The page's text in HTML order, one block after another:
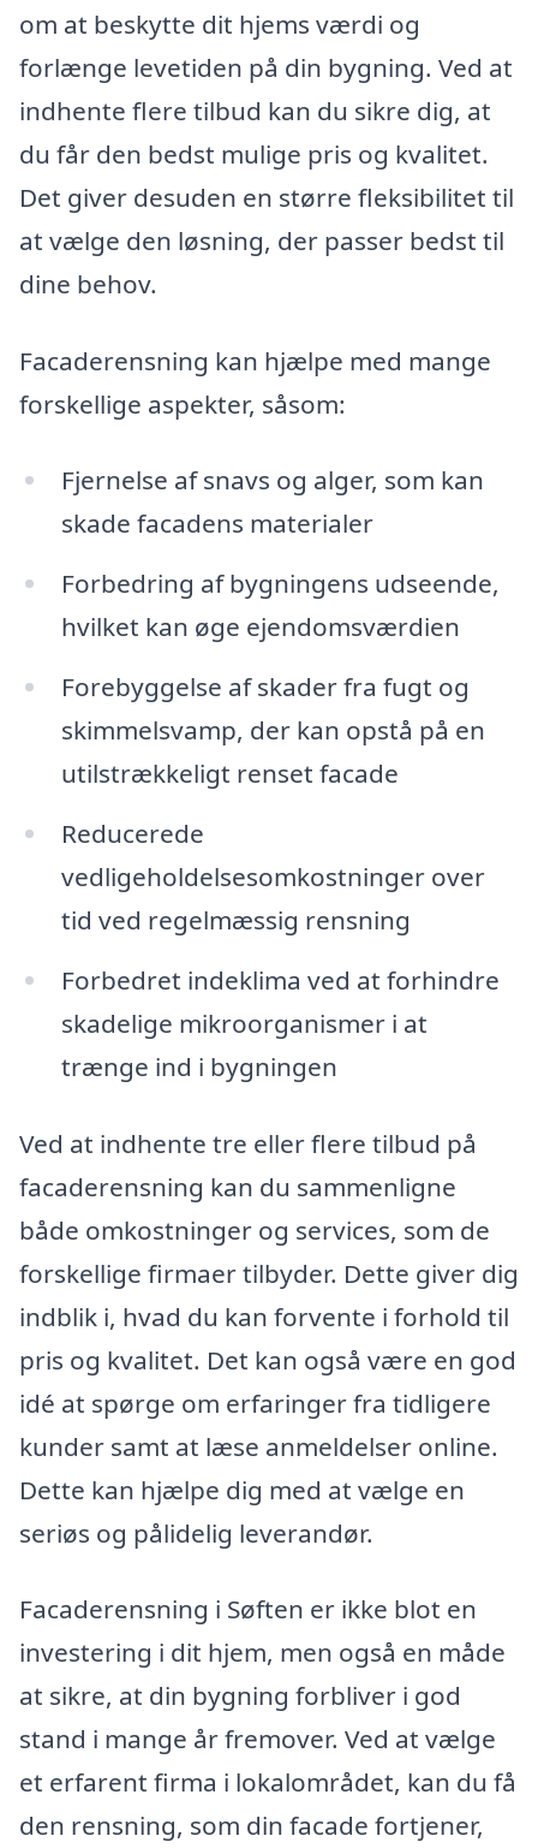
om at beskytte dit hjems værdi og
forlænge levetiden på din bygning. Ved at
indhente flere tilbud kan du sikre dig, at
du får den bedst mulige pris og kvalitet.
Det giver desuden en større fleksibilitet til
at vælge den løsning, der passer bedst til
dine behov.
Facaderensning kan hjælpe med mange
forskellige aspekter, såsom:
Fjernelse af snavs og alger, som kan
skade facadens materialer
Forbedring af bygningens udseende,
hvilket kan øge ejendomsværdien
Forebyggelse af skader fra fugt og
skimmelsvamp, der kan opstå på en
utilstrækkeligt renset facade
Reducerede
vedligeholdelsesomkostninger over
tid ved regelmæssig rensning
Forbedret indeklima ved at forhindre
skadelige mikroorganismer i at
trænge ind i bygningen
Ved at indhente tre eller flere tilbud på
facaderensning kan du sammenligne
både omkostninger og services, som de
forskellige firmaer tilbyder. Dette giver dig
indblik i, hvad du kan forvente i forhold til
pris og kvalitet. Det kan også være en god
idé at spørge om erfaringer fra tidligere
kunder samt at læse anmeldelser online.
Dette kan hjælpe dig med at vælge en
seriøs og pålidelig leverandør.
Facaderensning i Søften er ikke blot en
investering i dit hjem, men også en måde
at sikre, at din bygning forbliver i god
stand i mange år fremover. Ved at vælge
et erfarent firma i lokalområdet, kan du få
den rensning, som din facade fortjener,